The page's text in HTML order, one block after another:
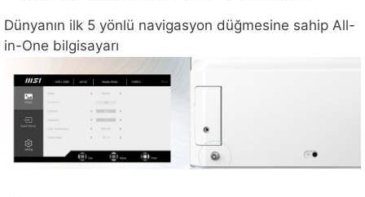
Dünyanın ilk 5 yönlü navigasyon düğmesine sahip All-
in-One bilgisayarı